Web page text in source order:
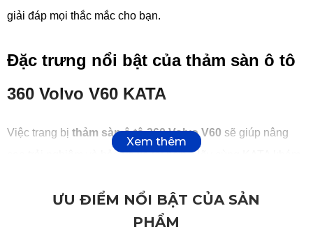
giải đáp mọi thắc mắc cho bạn.
Đặc trưng nổi bật của thảm sàn ô tô
360 Volvo V60 KATA
Việc trang bị thảm sàn ô tô 360 Volvo V60 sẽ giúp nâng
cao trải nghiệm và bảo vệ xe tốt hơn. Hãy cùng KATA khám
Chất liệu cao cấp, độ bền đến 5 năm
ƯU ĐIỂM NỔI BẬT CỦA SẢN
PHẨM